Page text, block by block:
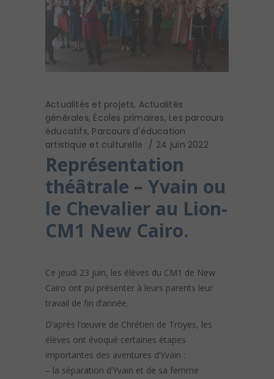
Actualités et projets, Actualités
générales, Écoles primaires, Les parcours
éducatifs, Parcours d'éducation
artistique et culturelle
24 juin 2022
Représentation
théâtrale – Yvain ou
le Chevalier au Lion-
CM1 New Cairo.
Ce jeudi 23 juin, les élèves du CM1 de New
Cairo ont pu présenter à leurs parents leur
travail de fin d’année.
D’après l’œuvre de Chrétien de Troyes, les
élèves ont évoqué certaines étapes
importantes des aventures d’Yvain :
– la séparation d’Yvain et de sa femme